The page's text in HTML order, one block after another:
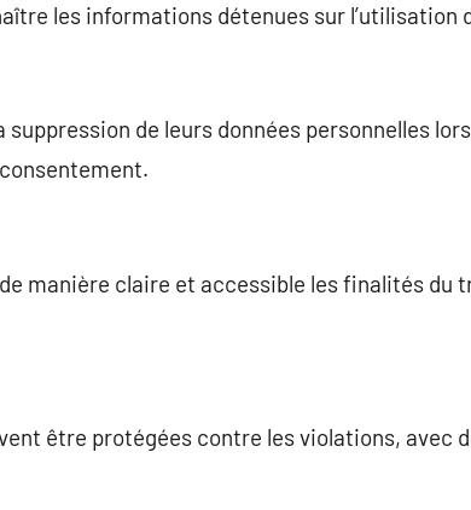
les informations détenues sur l’utilisation
de leurs données personnelles
manière claire et accessible les finalités du
être protégées contre les violations, avec